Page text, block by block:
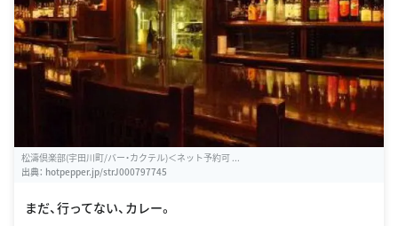
松濤倶楽部(宇田川町/バー・カクテル)＜ネット予約可 ...
出典： hotpepper.jp/strJ000797745
まだ、行ってない、カレー。